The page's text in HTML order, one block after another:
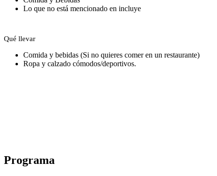
Lo que no está mencionado en incluye
Qué llevar
Comida y bebidas (Si no quieres comer en un restaurante)
Ropa y calzado cómodos/deportivos.
Programa